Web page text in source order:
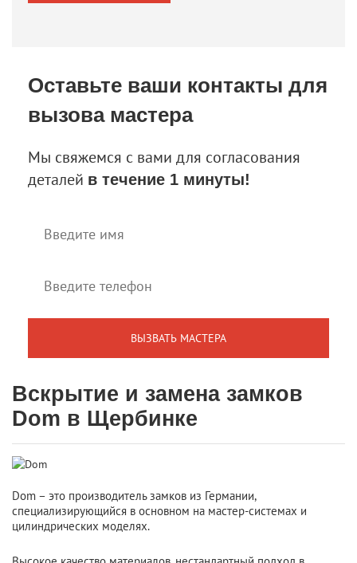
Вскрытие и замена замков
Dom в Щербинке
Dom – это производитель замков из Германии,
специализирующийся в основном на мастер-системах и
цилиндрических моделях.
Оставьте ваши контакты для
вызова мастера
Мы свяжемся с вами для согласования
деталей в течение 1 минуты!